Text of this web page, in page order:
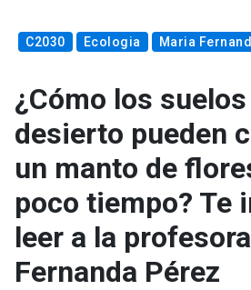
Quiénes somos
Académicos
Dirección Investigación
Estudiantes
C2030 Ecologia Maria
¿Cómo los
desierto pueden
un manto de
poco tiempo? Te
leer a la
Fernanda Pérez